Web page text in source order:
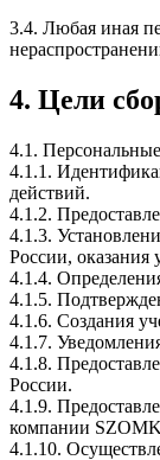
3.4. Любая иная
4. Цели
4.1.
4.1.1.
действий.
4.1.2.
4.1.3.
России, оказания
4.1.4.
4.1.5.
4.1.6. Создания
4.1.7.
4.1.8.
России.
4.1.9.
компании
4.1.10.